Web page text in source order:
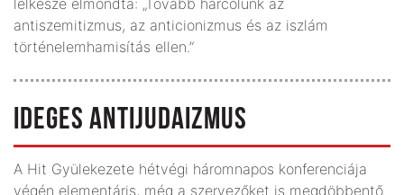
antiszemitizmus, az anticionizmus és az iszlám
történelemhamisítás ellen.”
IDEGES ANTIJUDAIZMUS
A Hit Gyülekezete hétvégi háromnapos konferenciája
végén elementáris, még a szervezőket is megdöbbentő